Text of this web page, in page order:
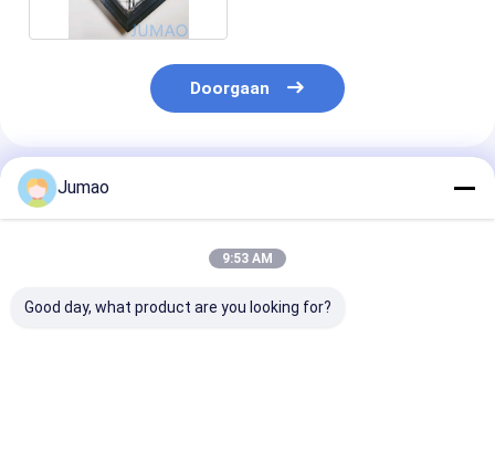
Doorgaan
Geadviseerde Producten
Jumao
9:53 AM
Good day, what product are you looking for?